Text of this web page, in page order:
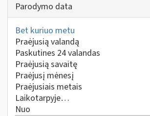
Parodymo data
Bet kuriuo metu
Praėjusią valandą
Paskutines 24 valandas
Praėjusią savaitę
Praėjusį mėnesį
Praėjusiais metais
Laikotarpyje…
Nuo